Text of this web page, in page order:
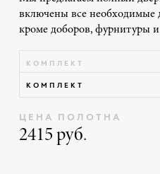
включены все необходимые
кроме доборов, фурнитуры
КОМПЛЕКТ
КОМПЛЕКТ
ЦЕНА ПОЛОТНА
2415 руб.